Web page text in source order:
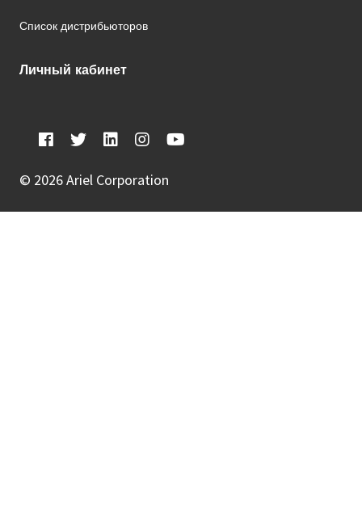
Список дистрибьюторов
Личный кабинет
© 2026 Ariel Corporation